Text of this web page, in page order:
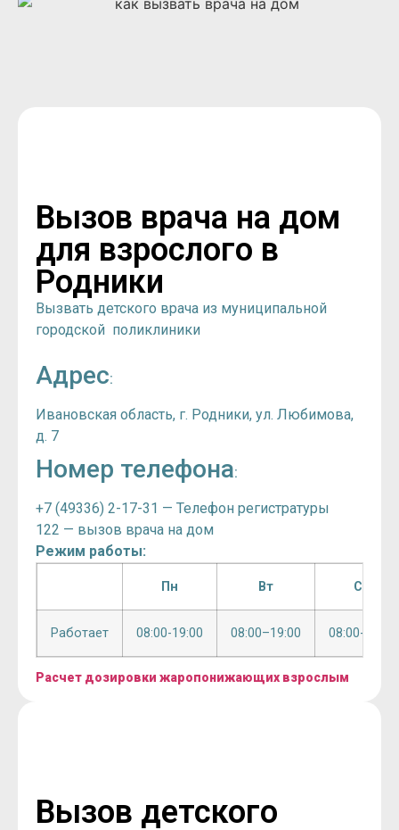
Вызов врача на дом
для взрослого в
Родники
Вызвать детского врача из муниципальной
городской поликлиники
Адрес:
Ивановская область, г. Родники, ул. Любимова,
д. 7
Номер телефона:
+7 (49336) 2-17-31 — Телефон регистратуры
122 — вызов врача на дом
Режим работы:
Пн Вт Ср
Работает 08:00-19:00 08:00–19:00 08:00-19:00
Расчет дозировки жаропонижающих взрослым
Вызов детского